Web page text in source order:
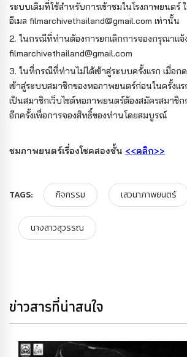
ระบบเดิมที่ใช้สำหรับการเข้าชมในโรงภาพยนตร์
อีเมล filmarchivethailand@gmail.com เท่านั้น
2. ในกรณีที่ท่านต้องการยกเลิกการจองกรุณาแจ้
filmarchivethailand@gmail.com
3. ในที่กรณีที่ท่านไม่ได้เข้าสู่ระบบครั้งแรก เมื่อ
เข้าสู่ระบบสมาชิกของหอภาพยนตร์ก่อนในครั้งแ
เป็นสมาชิกเว็บไซต์หอภาพยนตร์ต้องสมัครสมา
อีกครั้งเพื่อการจองสิทธิ์ของท่านโดยสมบูรณ์
ชมภาพยนตร์เรื่องโชคสองชั้น <<คลิก>>
TAGS: กิจกรรม เสวนาภาพยนตร์
นางสาวสุวรรณ
ข่าวสารที่น่าสนใจ